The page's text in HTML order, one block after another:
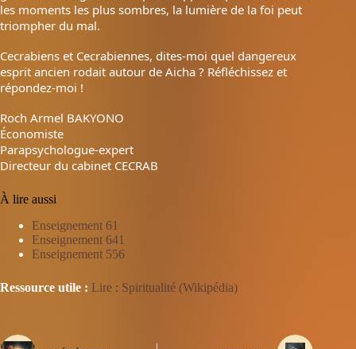
les moments les plus sombres, la lumière de la foi peut
triompher du mal.
Cecrabiens et Cecrabiennes, dites-moi quel dangereux
esprit ancien rodait autour de Aicha ? Réfléchissez et
répondez-moi !
Roch Armel BAKYONO
Économiste
Parapsychologue-expert
Directeur du cabinet CECRAB
À lire aussi
Enseignement 61
Enseignement 641
Enseignement 556
Ressource utile : Lire : Spiritualité (Wikipédia)